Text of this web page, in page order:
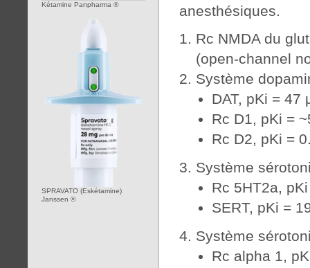
Kétamine Panpharma ®
SPRAVATO (Eskétamine)
Janssen ®
anesthésiques.
Rc NMDA du
(open-channel
Système
DAT, pKi = 47
Rc D1, pKi =
Rc D2, pKi =
Système
Rc 5HT2a,
SERT, pKi =
Système
Rc alpha 1,